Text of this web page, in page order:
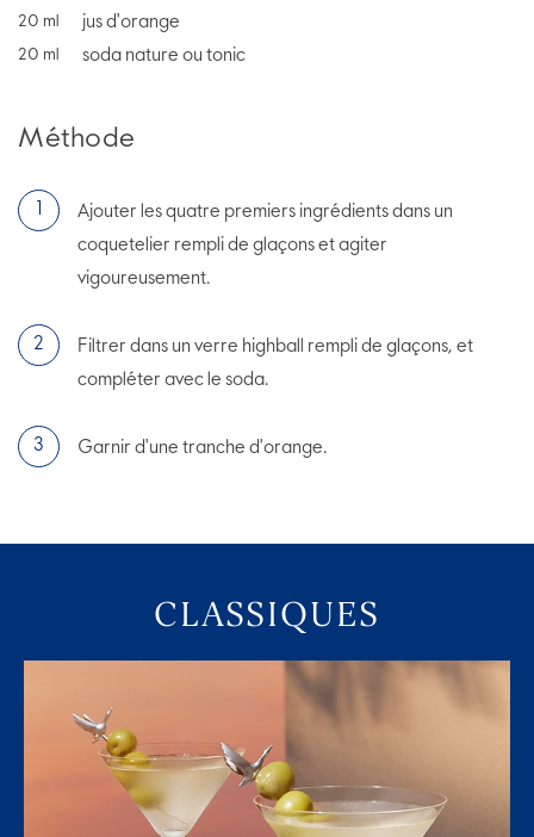
20 ml jus d'orange
20 ml soda nature ou tonic
Méthode
Ajouter les quatre premiers ingrédients dans un
coquetelier rempli de glaçons et agiter
vigoureusement.
Filtrer dans un verre highball rempli de glaçons, et
compléter avec le soda.
Garnir d'une tranche d'orange.
CLASSIQUES